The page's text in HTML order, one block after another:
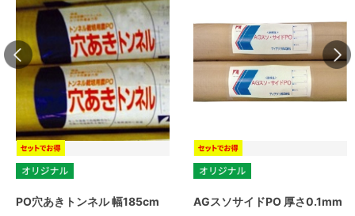
PO穴あきトンネル 幅185cm AGスソサイドPO 厚さ0.1mm